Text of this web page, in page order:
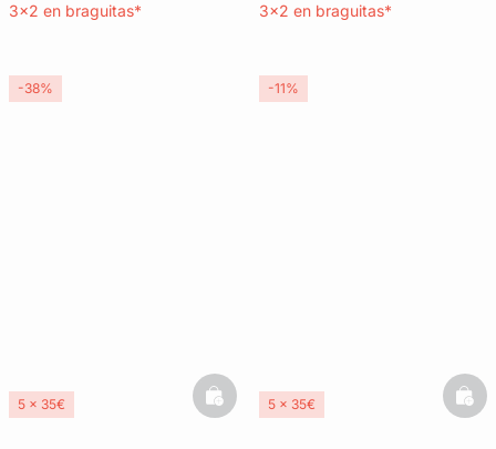
3x2 en braguitas* 3x2 en braguitas*
5 x 35€
basketfull
-38%
5 x 35€
-11%